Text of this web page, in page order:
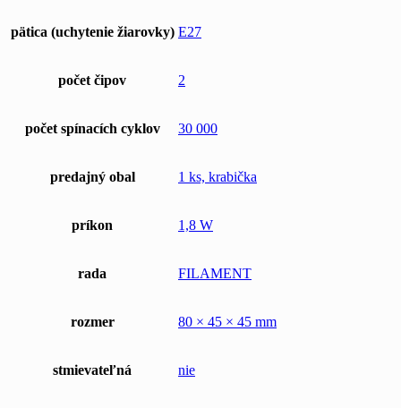
pätica (uchytenie žiarovky) E27
počet čipov 2
počet spínacích cyklov 30 000
predajný obal 1 ks, krabička
príkon 1,8 W
rada FILAMENT
rozmer 80 × 45 × 45 mm
stmievateľná nie